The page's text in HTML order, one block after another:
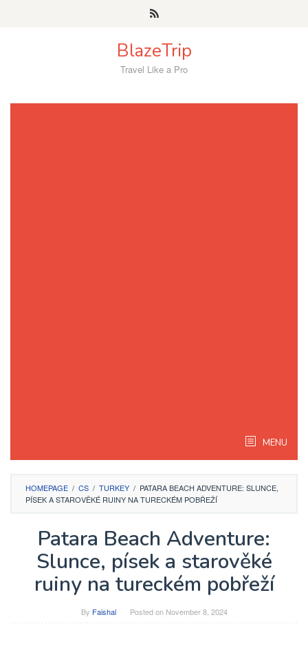
BlazeTrip
Travel Like a Pro
MENU
HOMEPAGE / CS / TURKEY / PATARA BEACH ADVENTURE: SLUNCE,
PÍSEK A STAROVĚKÉ RUINY NA TURECKÉM POBŘEŽÍ
Patara Beach Adventure:
Slunce, písek a starověké
ruiny na tureckém pobřeží
By Faishal Posted on November 8, 2024